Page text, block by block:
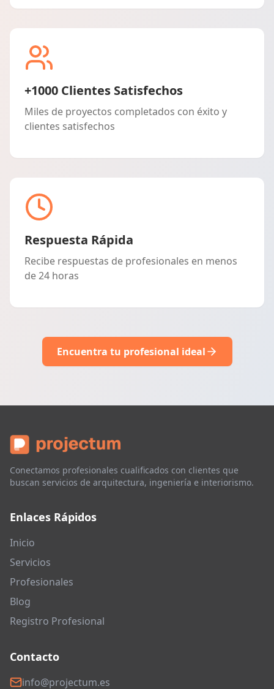
+1000 Clientes Satisfechos
Miles de proyectos completados con éxito y
clientes satisfechos
Respuesta Rápida
Recibe respuestas de profesionales en menos
de 24 horas
Encuentra tu profesional ideal
Conectamos profesionales cualificados con clientes que
buscan servicios de arquitectura, ingeniería e interiorismo.
Enlaces Rápidos
Inicio
Servicios
Profesionales
Blog
Registro Profesional
Contacto
info@projectum.es